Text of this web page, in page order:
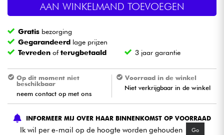
Licht
Drums & percussie
Viool & Quatuor
Kinderen
AAN WINKELMAND TOEVOEGEN
Gratis bezorging
Gegarandeerd lage prijzen
Tevreden ofterugbetaald 3 jaar garantie
Op dit moment niet
beschikbaar
neem contact op met ons
Voorraad in de winkel
Niet verkrijgbaar in de winkel
INFORMEER MIJ OVER HAAR BINNENKOMST OP VOORRAAD
Ik wil per e-mail op de hoogte worden gehouden Go